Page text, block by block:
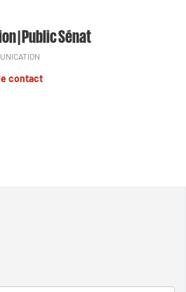
| Public Sénat
contact